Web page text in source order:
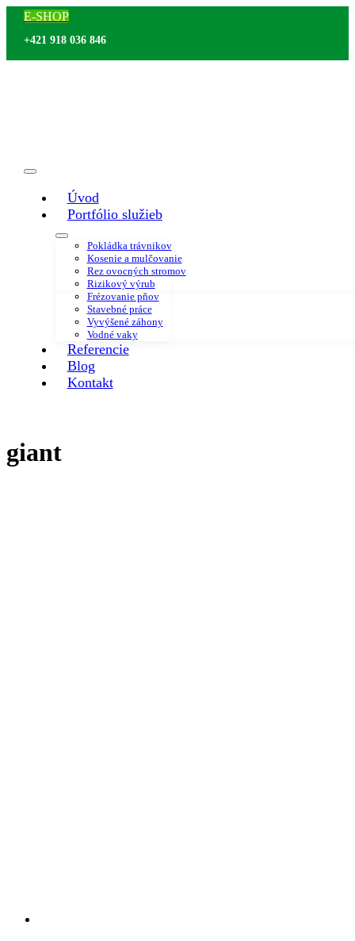
Skip
content
E-SHOP
+421 918 036 846
Navigation
Úvod
Portfólio služieb
Pokládka trávnikov
Kosenie a mulčovanie
Rez ovocných stromov
Rizikový výrub
Frézovanie pňov
Stavebné práce
Vyvýšené záhony
Vodné vaky
Referencie
Blog
Kontakt
giant